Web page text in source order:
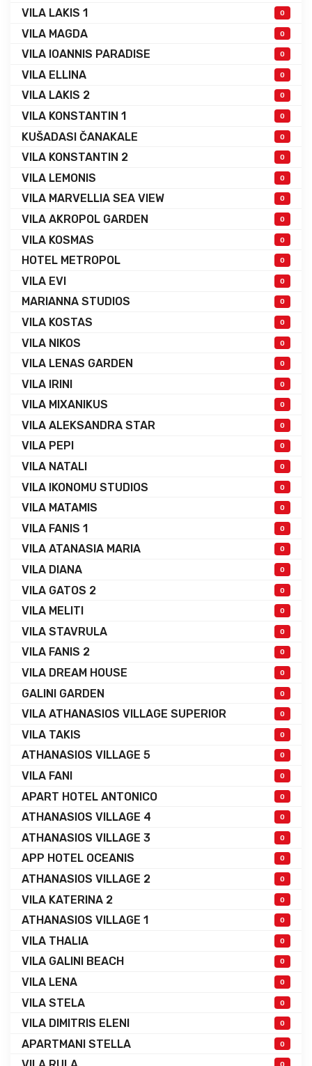
VILA LAKIS 1 0
VILA MAGDA 0
VILA IOANNIS PARADISE 0
VILA ELLINA 0
VILA LAKIS 2 0
VILA KONSTANTIN 1 0
KUŠADASI ČANAKALE 0
VILA KONSTANTIN 2 0
VILA LEMONIS 0
VILA MARVELLIA SEA VIEW 0
VILA AKROPOL GARDEN 0
VILA KOSMAS 0
HOTEL METROPOL 0
VILA EVI 0
MARIANNA STUDIOS 0
VILA KOSTAS 0
VILA NIKOS 0
VILA LENAS GARDEN 0
VILA IRINI 0
VILA MIXANIKUS 0
VILA ALEKSANDRA STAR 0
VILA PEPI 0
VILA NATALI 0
VILA IKONOMU STUDIOS 0
VILA MATAMIS 0
VILA FANIS 1 0
VILA ATANASIA MARIA 0
VILA DIANA 0
VILA GATOS 2 0
VILA MELITI 0
VILA STAVRULA 0
VILA FANIS 2 0
VILA DREAM HOUSE 0
GALINI GARDEN 0
VILA ATHANASIOS VILLAGE SUPERIOR 0
VILA TAKIS 0
ATHANASIOS VILLAGE 5 0
VILA FANI 0
APART HOTEL ANTONICO 0
ATHANASIOS VILLAGE 4 0
ATHANASIOS VILLAGE 3 0
APP HOTEL OCEANIS 0
ATHANASIOS VILLAGE 2 0
VILA KATERINA 2 0
ATHANASIOS VILLAGE 1 0
VILA THALIA 0
VILA GALINI BEACH 0
VILA LENA 0
VILA STELA 0
VILA DIMITRIS ELENI 0
APARTMANI STELLA 0
0